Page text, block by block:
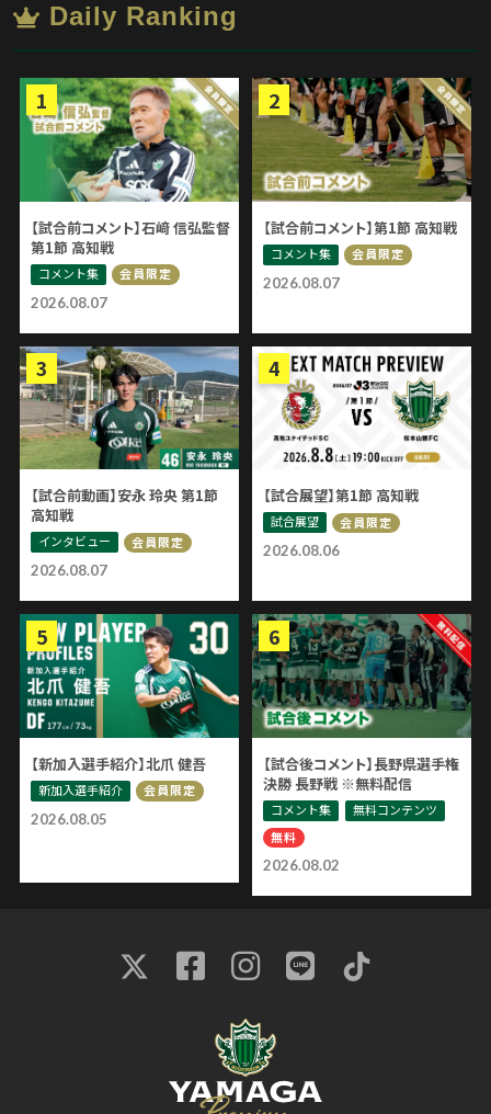
Daily Ranking
2026.08.07
【試合前コメント】石﨑 信弘監督
第1節 高知戦
コメント集 会員限定
2026.08.07
【試合前コメント】第1節 高知戦
コメント集 会員限定
2026.08.07
【試合前動画】安永 玲央 第1節
高知戦
インタビュー 会員限定
2026.08.06
【試合展望】第1節 高知戦
試合展望 会員限定
2026.08.05
【新加入選手紹介】北爪 健吾
新加入選手紹介 会員限定
2026.08.02
【試合後コメント】長野県選手権
決勝 長野戦 ※無料配信
コメント集
無料コンテンツ
無料